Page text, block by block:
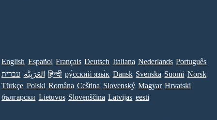
English Español Français Deutsch Italiana Nederlands Português
עברית العَرَبِيَّة हिन्दी ру́сский язы́к Dansk Svenska Suomi Norsk
Türkçe Polski Româna Ceština Slovenský Magyar Hrvatski
български Lietuvos Slovenščina Latvijas eesti